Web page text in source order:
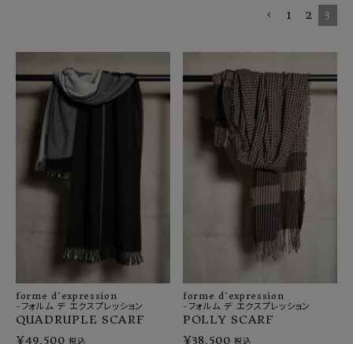
ACCOUNT MENU
ようこそ ゲスト 様
ログイン
1
2 3
forme d'expression
-フォルム デ エクスプレッション
QUADRUPLE SCARF
¥49,500 税込
forme d'expression
-フォルム デ エクスプレッション
POLLY SCARF
¥38,500 税込